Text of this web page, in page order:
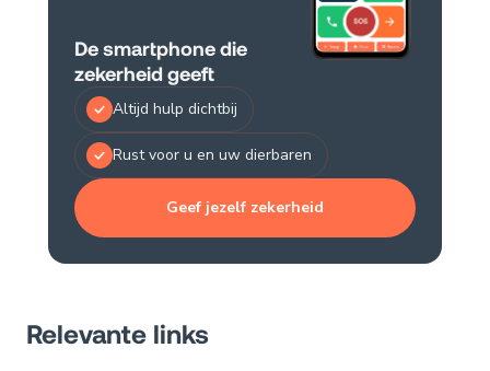
De smartphone die
zekerheid geeft
Altijd hulp dichtbij
Rust voor u en uw dierbaren
Geef jezelf zekerheid
Relevante links